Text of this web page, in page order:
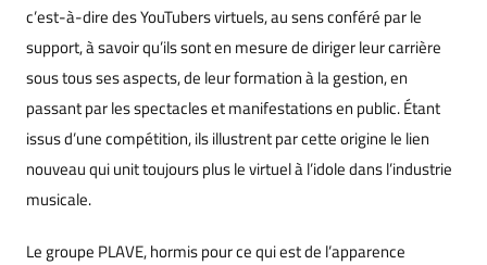
c’est-à-dire des YouTubers virtuels, au sens conféré par le
support, à savoir qu’ils sont en mesure de diriger leur carrière
sous tous ses aspects, de leur formation à la gestion, en
passant par les spectacles et manifestations en public. Étant
issus d’une compétition, ils illustrent par cette origine le lien
nouveau qui unit toujours plus le virtuel à l’idole dans l’industrie
musicale.
Le groupe PLAVE, hormis pour ce qui est de l’apparence